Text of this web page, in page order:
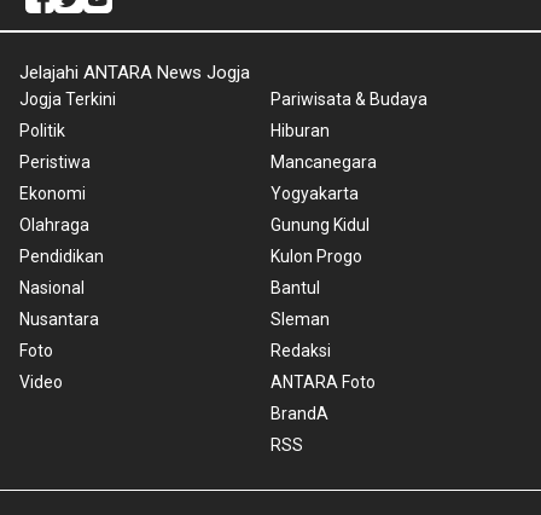
Jelajahi ANTARA News Jogja
Jogja Terkini
Politik
Peristiwa
Ekonomi
Olahraga
Pendidikan
Nasional
Nusantara
Foto
Video
Pariwisata & Budaya
Hiburan
Mancanegara
Yogyakarta
Gunung Kidul
Kulon Progo
Bantul
Sleman
Redaksi
ANTARA Foto
BrandA
RSS